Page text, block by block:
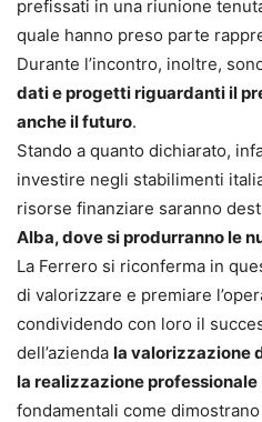
prefissati in una riunione
quale hanno preso parte
Durante l’incontro, inoltre,
dati e progetti riguardanti il
anche il futuro.
Stando a quanto dichiarato,
investire negli stabilimenti
risorse finanziare saranno
Alba, dove si produrranno le
La Ferrero si riconferma in
di valorizzare e premiare
condividendo con loro il
dell’azienda la valorizzazione
la realizzazione professionale
fondamentali come